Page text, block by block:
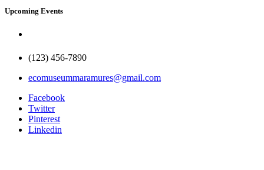
Upcoming Events
(123) 456-7890
ecomuseummaramures@gmail.com
Facebook
Twitter
Pinterest
Linkedin